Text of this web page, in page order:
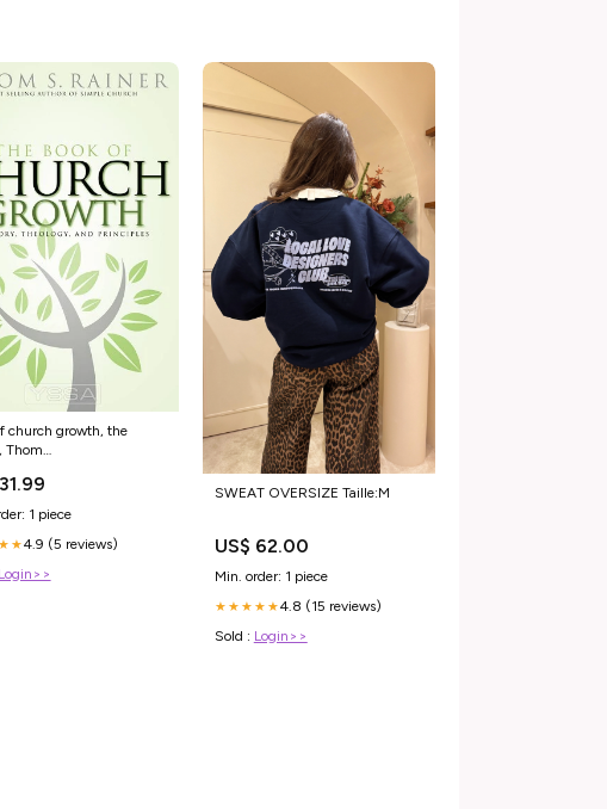
church growth, the
Thom
1 piece
4.9 (5 reviews)
Login>>
SWEAT OVERSIZE Taille:M
US$ 62.00
Min. order: 1 piece
★★★★★4.8 (15 reviews)
Sold : Login>>